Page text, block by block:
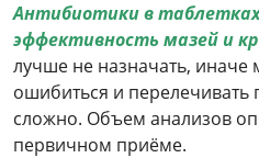
Антибиотики в
эффективность мазей и
лучше не назначать,
ошибиться и перелечивать
сложно. Объем анализов
первичном приёме.